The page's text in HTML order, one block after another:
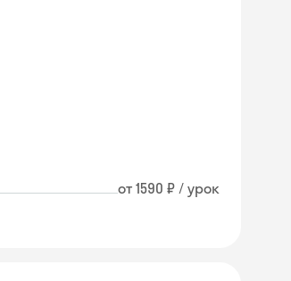
от 1590 ₽ / урок